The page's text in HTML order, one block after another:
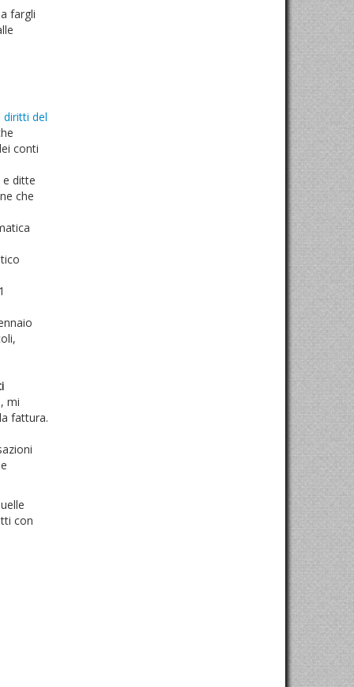
fargli
diritti del
conti
e ditte
che
mi
fattura.
con